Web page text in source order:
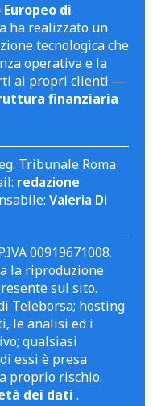
Europeo di
ha realizzato un
tecnologica che
operativa e la
ai propri clienti —
finanziaria
Tribunale Roma
redazione
Valeria Di
00919671008.
la riproduzione
sul sito.
Teleborsa; hosting
le analisi ed i
qualsiasi
essi è presa
proprio rischio.
dei dati .